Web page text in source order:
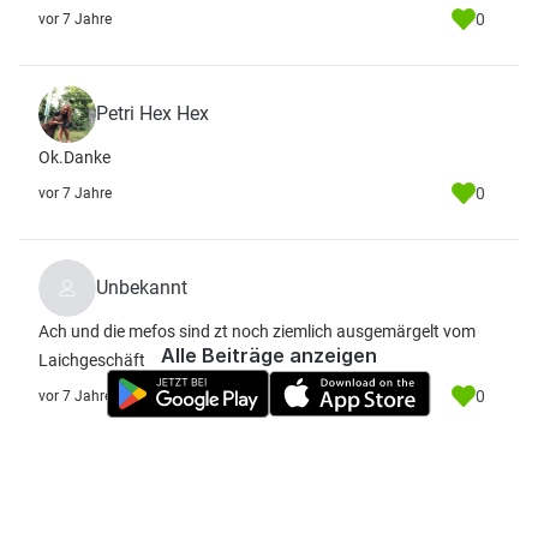
vor 7 Jahre 0
Petri Hex Hex
Ok.Danke
vor 7 Jahre 0
Unbekannt
Ach und die mefos sind zt noch ziemlich ausgemärgelt vom
Laichgeschäft
vor 7 Jahre 0
Alle Beiträge anzeigen